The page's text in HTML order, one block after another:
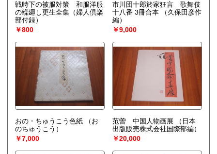
戦時下の被服対策 和服洋服
の繰廻し更生全集（婦人倶楽
部付録）
￥800
市川団十郎於家狂言 歌舞伎
十八番 3冊合本
（久保田彦作
編）
￥9,000
おの・ちゅうこう色紙
（お
のちゅうこう）
￥7,000
范曽 中国人物画展
（日本
出版販売株式会社国際部編）
￥20,000